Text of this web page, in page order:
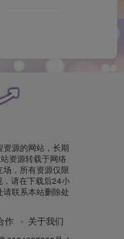
资源的网站，长期
资源转载于网络
，所有资源仅限
请在下载后24小
请联系本站删除处
作 关于我们